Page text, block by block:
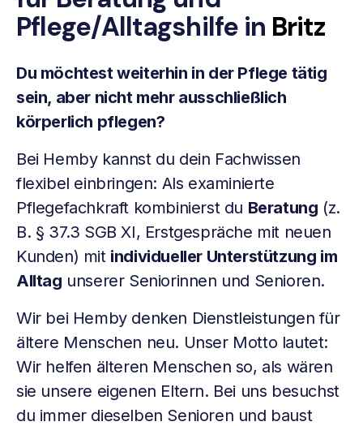
Pflege/Alltagshilfein Britz
Du möchtest weiterhin in der Pflege tätig
sein, aber nicht mehr ausschließlich
körperlich pflegen?
Bei Hemby kannst du dein Fachwissen
flexibel einbringen: Als examinierte
Pflegefachkraft kombinierst du Beratung (z.
B. § 37.3 SGB XI, Erstgespräche mit neuen
Kunden) mit individueller Unterstützung im
Alltag unserer Seniorinnen und Senioren.
Wir bei Hemby denken Dienstleistungen für
ältere Menschen neu. Unser Motto lautet:
Wir helfen älteren Menschen so, als wären
sie unsere eigenen Eltern. Bei uns besuchst
du immer dieselben Senioren und baust